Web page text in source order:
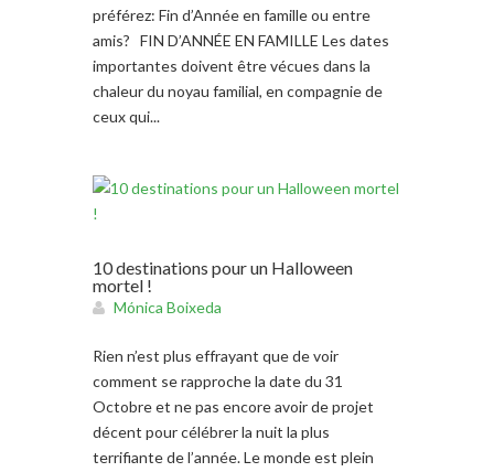
préférez: Fin d’Année en famille ou entre
amis? FIN D’ANNÉE EN FAMILLE Les dates
importantes doivent être vécues dans la
chaleur du noyau familial, en compagnie de
ceux qui...
10 destinations pour un Halloween
mortel !
Mónica Boixeda
Rien n’est plus effrayant que de voir
comment se rapproche la date du 31
Octobre et ne pas encore avoir de projet
décent pour célébrer la nuit la plus
terrifiante de l’année. Le monde est plein